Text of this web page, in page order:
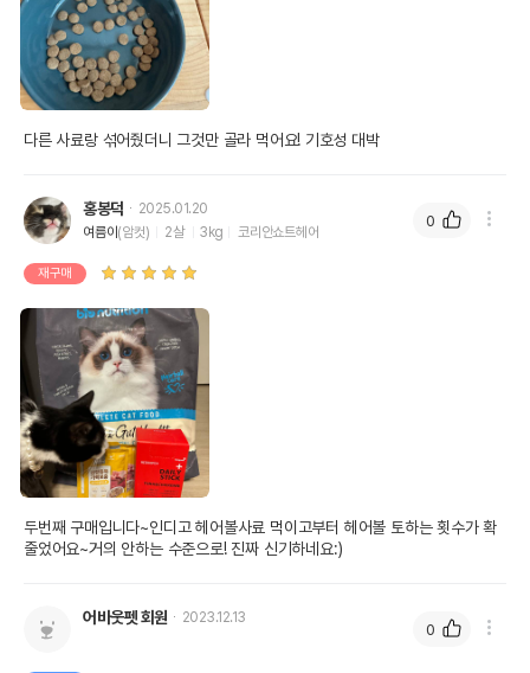
다른 사료랑 섞어줬더니 그것만 골라 먹어요! 기호성 대박
홍봉덕
2025.01.20
여름이 (암컷) 2살 3kg 코리안쇼트헤어
재구매
두번째 구매입니다~인디고 헤어볼사료 먹이고부터 헤어볼 토하는 횟수가 확
줄었어요~거의 안하는 수준으로! 진짜 신기하네요:)
0
어바웃펫 회원 2023.12.13
0